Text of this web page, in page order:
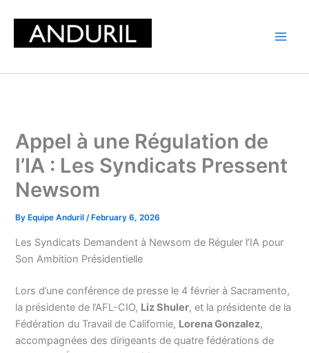
content
Appel à une Régulation de
l’IA : Les Syndicats Pressent
Newsom
By Equipe Anduril/ February 6, 2026
Les Syndicats Demandent à Newsom de Réguler l’IA pour
Son Ambition Présidentielle
Lors d’une conférence de presse le 4 février à Sacramento,
la présidente de l’AFL-CIO, Liz Shuler, et la présidente de la
Fédération du Travail de Californie, Lorena Gonzalez,
accompagnées des dirigeants de quatre fédérations de